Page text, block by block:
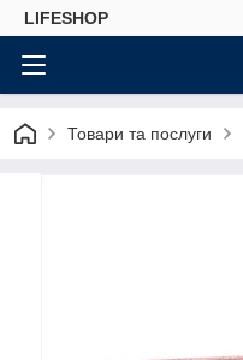
LIFESHOP
Товари та послуги